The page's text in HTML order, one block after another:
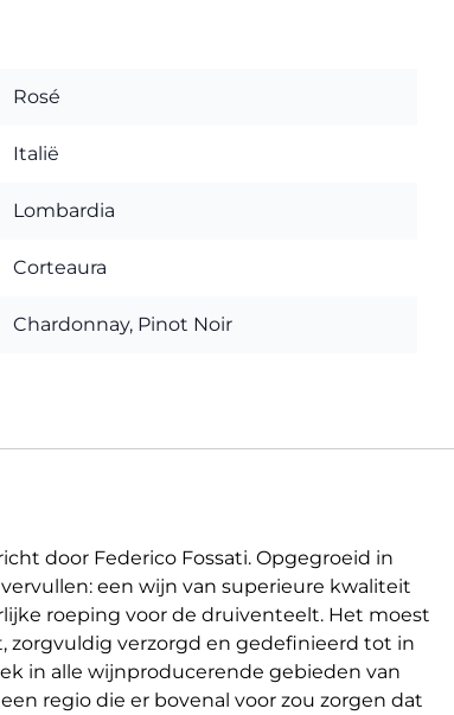
pizza (margherita) en rijpe kaas.
België, waar u zowel bijzondere wijnen
Kwaliteitsproducten, snelle levering &
Rosé
Italië
Lombardia
Corteaura
Chardonnay, Pinot Noir
door Federico Fossati. Opgegroeid in
een wijn van superieure kwaliteit
roeping voor de druiventeelt. Het moest
zorgvuldig verzorgd en gedefinieerd tot in
in alle wijnproducerende gebieden van
regio die er bovenal voor zou zorgen dat